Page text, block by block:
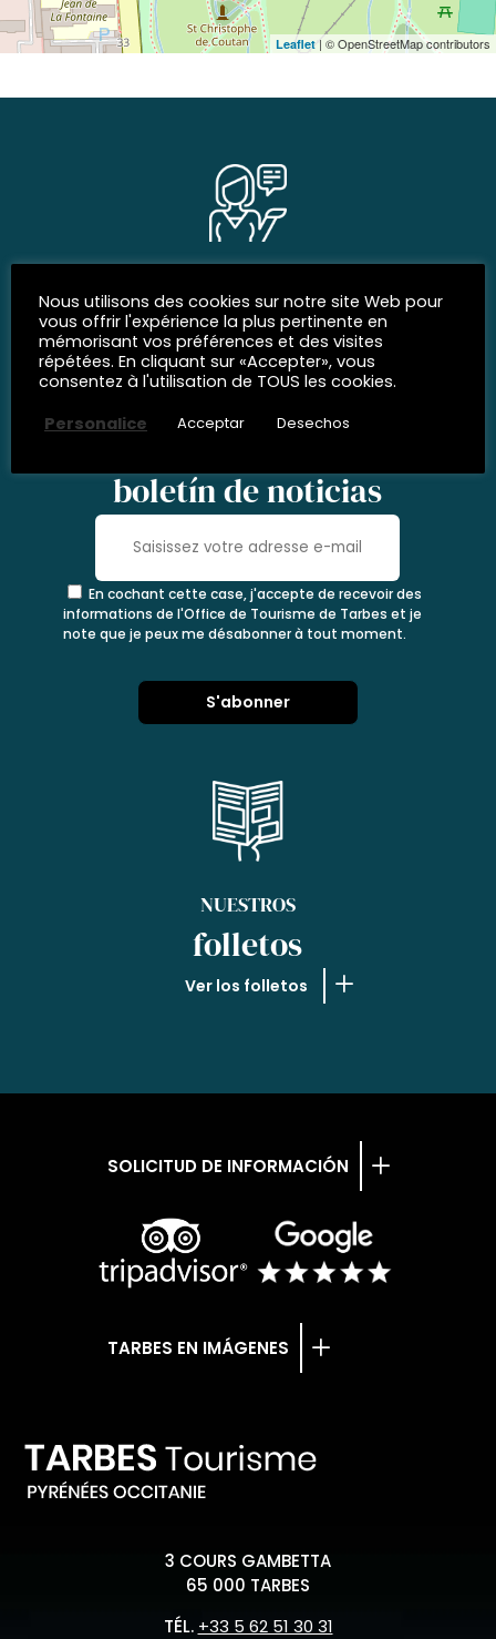
Leaflet| © OpenStreetMap contributors
Siguenos
boletín de noticias
En cochant cette case, j'accepte de recevoir des
informations de l'Office de Tourisme de Tarbes et je
note que je peux me désabonner à tout moment.
NUESTROS
folletos
Ver los folletos
SOLICITUD DE INFORMACIÓN
TARBES EN IMÁGENES
3 COURS GAMBETTA
65 000 TARBES
TÉL. +33 5 62 51 30 31
Nous utilisons des cookies sur notre site Web pour
vous offrir l'expérience la plus pertinente en
mémorisant vos préférences et des visites
répétées. En cliquant sur «Accepter», vous
consentez à l'utilisation de TOUS les cookies.
Personalice
Acceptar Desechos